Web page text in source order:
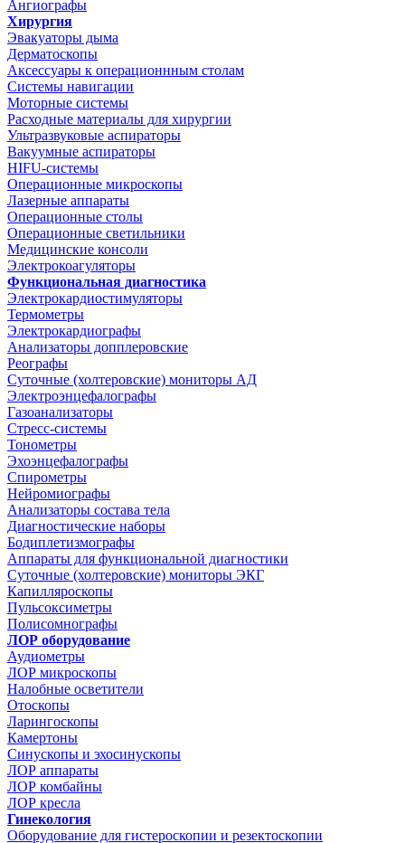
Ангиографы
Хирургия
Эвакуаторы дыма
Дерматоскопы
Аксессуары к операционнным столам
Системы навигации
Моторные системы
Расходные материалы для хирургии
Ультразвуковые аспираторы
Вакуумные аспираторы
HIFU-системы
Операционные микроскопы
Лазерные аппараты
Операционные столы
Операционные светильники
Медицинские консоли
Электрокоагуляторы
Функциональная диагностика
Электрокардиостимуляторы
Термометры
Электрокардиографы
Анализаторы допплеровские
Реографы
Суточные (холтеровские) мониторы АД
Электроэнцефалографы
Газоанализаторы
Стресс-системы
Тонометры
Эхоэнцефалографы
Спирометры
Нейромиографы
Анализаторы состава тела
Диагностические наборы
Бодиплетизмографы
Аппараты для функциональной диагностики
Суточные (холтеровские) мониторы ЭКГ
Капилляроскопы
Пульсоксиметры
Полисомнографы
ЛОР оборудование
Аудиометры
ЛОР микроскопы
Налобные осветители
Отоскопы
Ларингоскопы
Камертоны
Синускопы и эхосинускопы
ЛОР аппараты
ЛОР комбайны
ЛОР кресла
Гинекология
Оборудование для гистероскопии и резектоскопии